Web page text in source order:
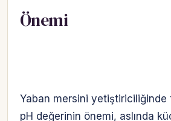
Önemi
Yaban mersini yetiştiriciliğinde
pH değerinin önemi, aslında